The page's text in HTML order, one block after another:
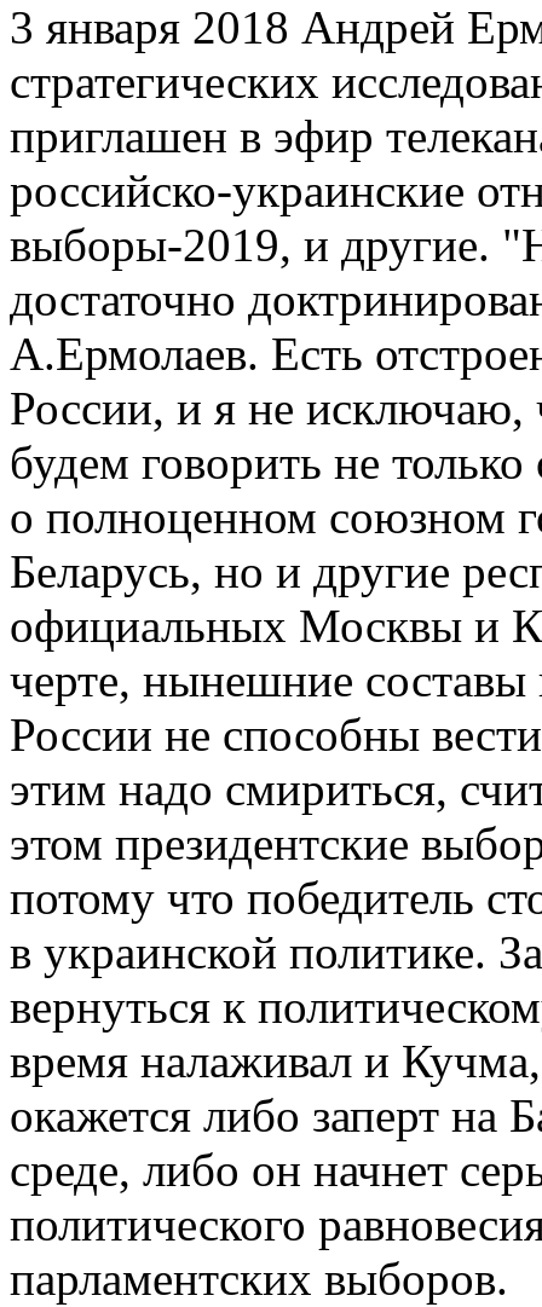
3 января 2018 Андрей
стратегических
приглашен в эфир
российско-украинские
выборы-2019, и другие.
достаточно
А.Ермолаев. Есть
России, и я не исключаю,
будем говорить не
о полноценном союзном
Беларусь, но и другие
официальных Москвы и
черте, нынешние
России не способны
этим надо смириться,
этом президентские
потому что победитель
в украинской политике.
вернуться к
время налаживал и
окажется либо заперт на
среде, либо он начнет
политического
парламентских выборов.